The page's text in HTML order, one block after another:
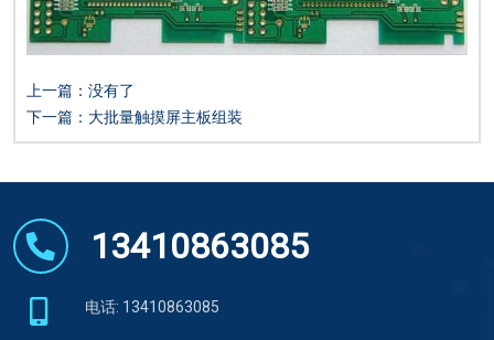
上一篇：没有了
下一篇： 大批量触摸屏主板组装
13410863085
电话: 13410863085